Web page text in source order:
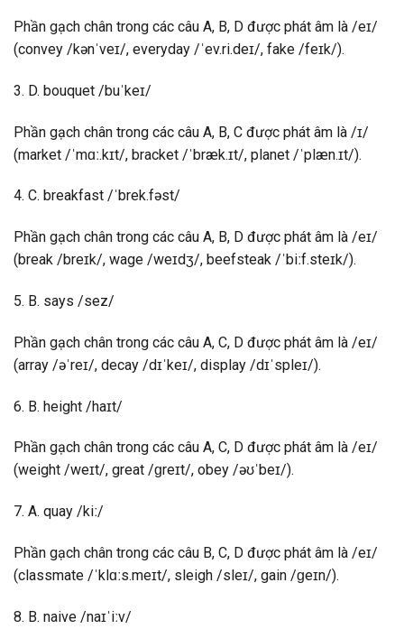
Phần gạch chân trong các câu A, B, D được phát âm là /eɪ/
(convey /kənˈveɪ/, everyday /ˈev.ri.deɪ/, fake /feɪk/).
3. D. bouquet /buˈkeɪ/
Phần gạch chân trong các câu A, B, C được phát âm là /ɪ/
(market /ˈmɑː.kɪt/, bracket /ˈbræk.ɪt/, planet /ˈplæn.ɪt/).
4. C. breakfast /ˈbrek.fəst/
Phần gạch chân trong các câu A, B, D được phát âm là /eɪ/
(break /breɪk/, wage /weɪdʒ/, beefsteak /ˈbiːf.steɪk/).
5. B. says /sez/
Phần gạch chân trong các câu A, C, D được phát âm là /eɪ/
(array /əˈreɪ/, decay /dɪˈkeɪ/, display /dɪˈspleɪ/).
6. B. height /haɪt/
Phần gạch chân trong các câu A, C, D được phát âm là /eɪ/
(weight /weɪt/, great /ɡreɪt/, obey /əʊˈbeɪ/).
7. A. quay /kiː/
Phần gạch chân trong các câu B, C, D được phát âm là /eɪ/
(classmate /ˈklɑːs.meɪt/, sleigh /sleɪ/, gain /ɡeɪn/).
8. B. naive /naɪˈiːv/